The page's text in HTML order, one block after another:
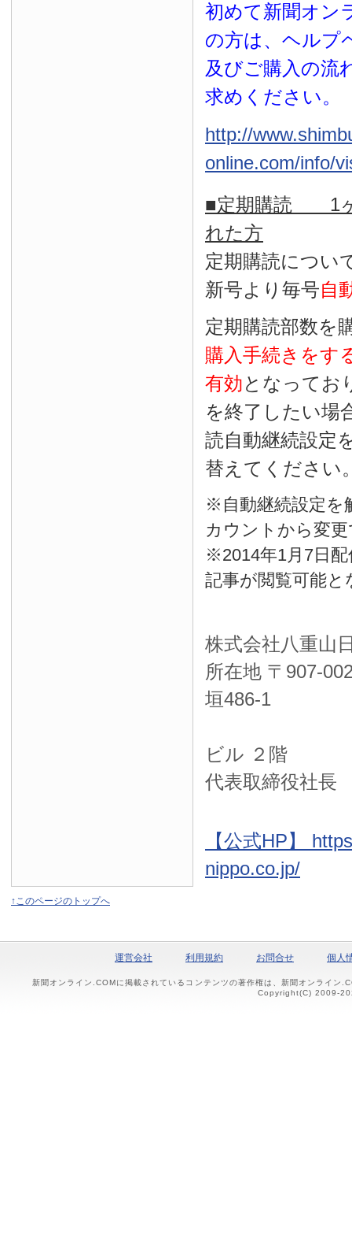
初めて新聞オン
の方は、ヘルプ
及びご購入の流
求めください。
http://
online.com/info/
■定期購読 1ヶ
れた方
定期購読につい
新号より毎号自
定期購読部数を
購入手続きをす
有効となってお
を終了したい場
読自動継続設定
替えてください
※自動継続設定を
カウントから変
※2014年1月7日
記事が閲覧可能
株式会社八重山
所在地 〒 907-
垣486-1
ビル ２階
代表取締役社
【公式HP】
nippo.co.jp/
↑このページのトップへ
運営会社 利用規約 お問合せ 個人
新聞オンライン.COMに掲載されているコンテンツの著作権は、新聞オンライン
Copyright(C) 2009-